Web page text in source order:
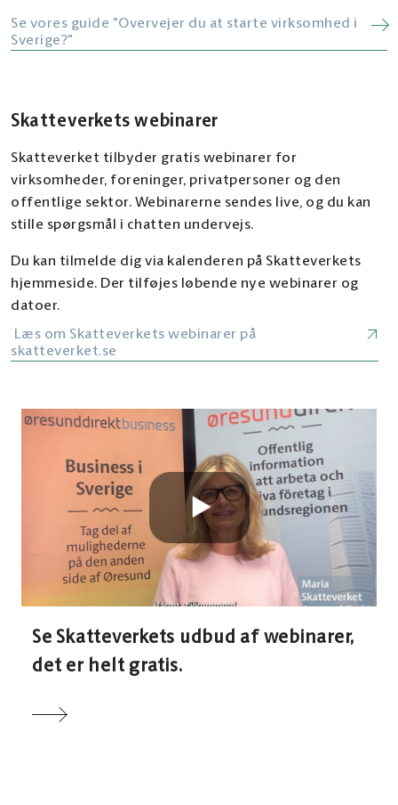
Se vores guide "Overvejer du at starte virksomhed i
Sverige?"
Skatteverkets webinarer
Skatteverket tilbyder gratis webinarer for
virksomheder, foreninger, privatpersoner og den
offentlige sektor. Webinarerne sendes live, og du kan
stille spørgsmål i chatten undervejs.
Du kan tilmelde dig via kalenderen på Skatteverkets
hjemmeside. Der tilføjes løbende nye webinarer og
datoer.
Læs om Skatteverkets webinarer på
skatteverket.se
Se Skatteverkets udbud af webinarer,
det er helt gratis.